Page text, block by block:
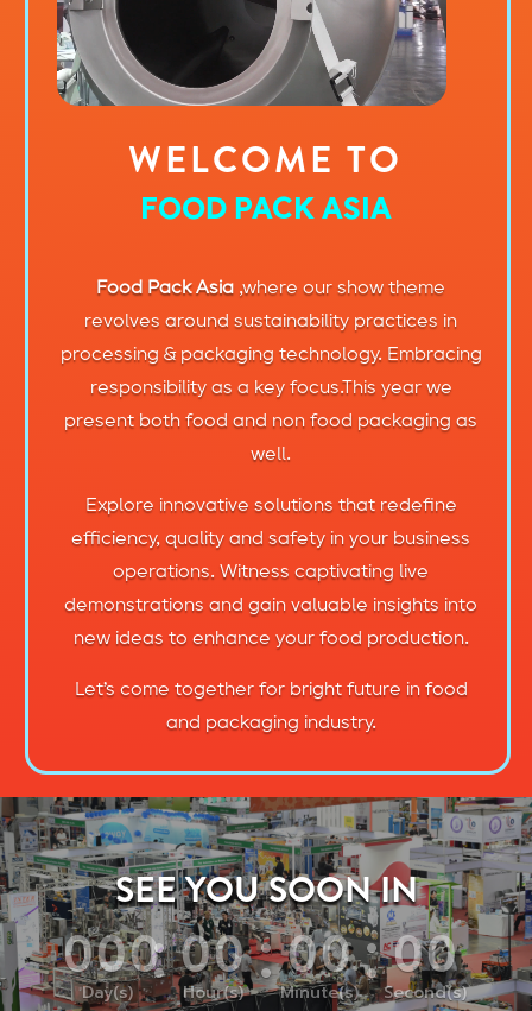
WELCOME TO
FOOD PACK ASIA
Food Pack Asia ,where our show theme
revolves around sustainability practices in
processing & packaging technology. Embracing
responsibility as a key focus.This year we
present both food and non food packaging as
well.
Explore innovative solutions that redefine
efficiency, quality and safety in your business
operations. Witness captivating live
demonstrations and gain valuable insights into
new ideas to enhance your food production.
Let’s come together for bright future in food
and packaging industry.
SEE YOU SOON IN
000
Day(s) :00
Hour(s) :00
Minute(s) :00
Second(s)